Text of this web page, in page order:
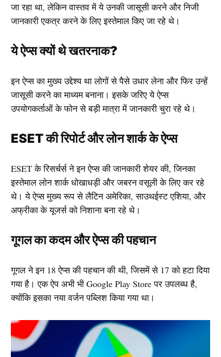
जा रहा था, लेकिन वास्तव में ये उनकी जासूसी करने और निजी
जानकारी एकत्र करने के लिए इस्तेमाल किए जा रहे थे।
ये ऐप्स क्यों थे खतरनाक?
इन ऐप्स का मुख्य उद्देश्य था लोगों से पैसे उधार लेना और फिर उन्हें
जासूसी करने का माध्यम बनाना। इसके जरिए ये ऐप्स
उपयोगकर्ताओं के फोन से बड़ी मात्रा में जानकारी चुरा रहे थे।
ESET की रिपोर्ट और लोन शार्क के ऐप्स
ESET के रिसर्चर्स ने इन ऐप्स की जानकारी शेयर की, जिनका
इस्तेमाल लोन शार्क धोखाधड़ी और जबरन वसूली के लिए कर रहे
थे। ये ऐप्स मुख्य रूप से लैटिन अमेरिका, साउथईस्ट एशिया, और
अफ्रीका के यूजर्स को निशाना बना रहे थे।
गूगल का कदम और ऐप्स की पहचान
गूगल ने इन 18 ऐप्स की पहचान की थी, जिसमें से 17 को हटा दिया
गया है। एक ऐप अभी भी Google Play Store पर उपलब्ध है,
क्योंकि इसका नया वर्जन पब्लिश किया गया था।